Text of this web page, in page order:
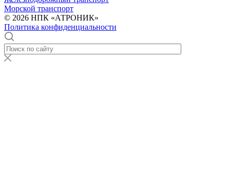
Морской транспорт
© 2026 НПК «АТРОНИК»
Политика конфиденциальности